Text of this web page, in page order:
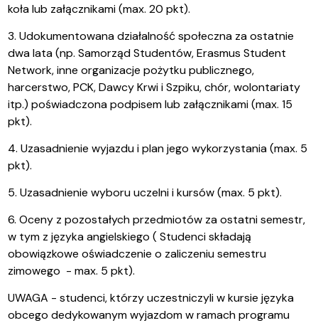
koła lub załącznikami (max. 20 pkt).
3. Udokumentowana działalność społeczna za ostatnie
dwa lata (np. Samorząd Studentów, Erasmus Student
Network, inne organizacje pożytku publicznego,
harcerstwo, PCK, Dawcy Krwi i Szpiku, chór, wolontariaty
itp.) poświadczona podpisem lub załącznikami (max. 15
pkt).
4. Uzasadnienie wyjazdu i plan jego wykorzystania (max. 5
pkt).
5. Uzasadnienie wyboru uczelni i kursów (max. 5 pkt).
6. Oceny z pozostałych przedmiotów za ostatni semestr,
w tym z języka angielskiego ( Studenci składają
obowiązkowe oświadczenie o zaliczeniu semestru
zimowego - max. 5 pkt).
UWAGA - studenci, którzy uczestniczyli w kursie języka
obcego dedykowanym wyjazdom w ramach programu